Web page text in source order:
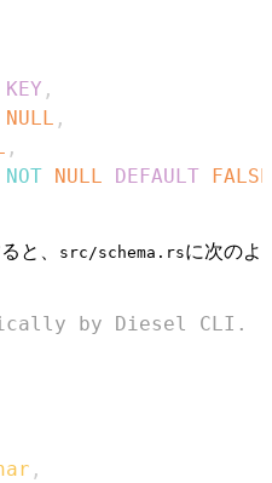
KEY ,
NULL ,
,
NOT NULL DEFAULT FALSE
と、 src/schema.rsに次のよ
by Diesel CLI.
,